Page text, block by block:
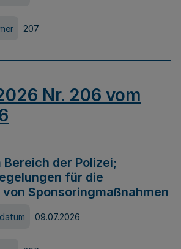
207
Nr. 206 vom
der Polizei;
für die
Sponsoringmaßnahmen
09.07.2026